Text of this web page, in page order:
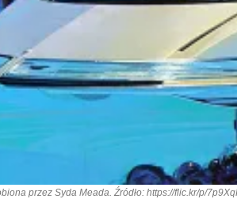
przez Syda Meada. Źródło: https://flic.kr/p/